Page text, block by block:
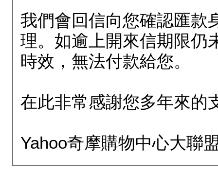
我們會回信向您確認匯款
理。如逾上開來信期限仍
時效，無法付款給您。
在此非常感謝您多年來的
Yahoo奇摩購物中心大